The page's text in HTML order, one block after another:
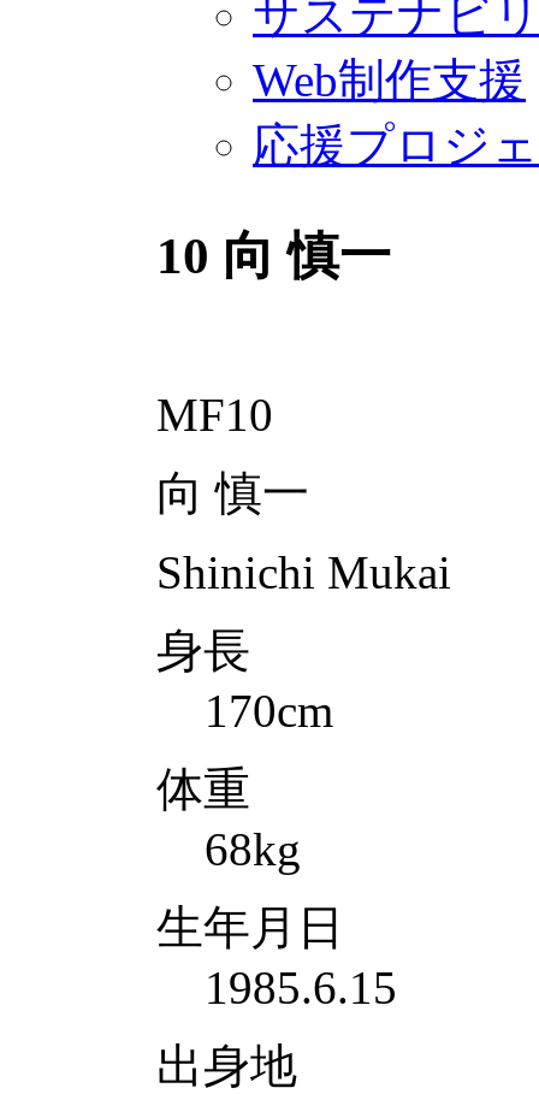
サステナビ
Web制作支援
応援プロジ
10 向 慎一
MF10
向 慎一
Shinichi Mukai
身長
170cm
体重
68kg
生年月日
1985.6.15
出身地